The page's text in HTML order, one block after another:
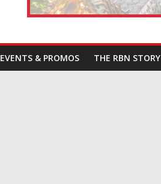
EVENTS & PROMOS THE RBN STORY